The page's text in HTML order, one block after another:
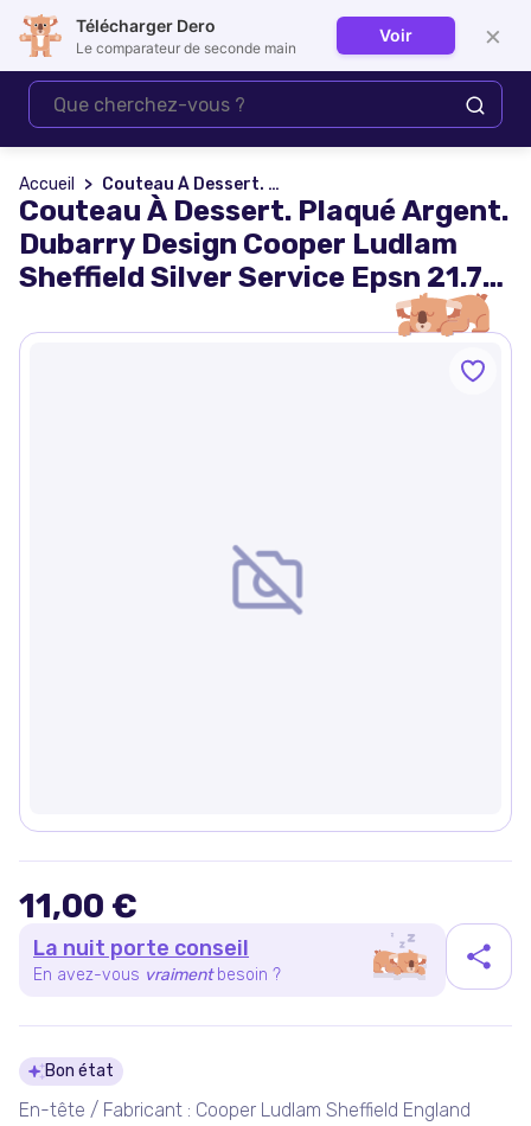
Se connecter
Accueil Couteau À Dessert. Plaqué Argent. Dubarry Design Cooper Ludlam Sheffield Silver Service Epsn 21.7 Cm. Couteau Fabriqué À Sheffield En Angleterre.
Couteau À Dessert. Plaqué Argent.
Dubarry Design Cooper Ludlam
Sheffield Silver Service Epsn 21.7
Cm. Couteau Fabriqué À Sheffield
En Angleterre.
11,00 €
La nuit porte conseil
En avez-vous vraiment besoin ?
Détails du produit
Bon état
En-tête / Fabricant : Cooper Ludlam Sheffield England
Télécharger Dero
Le comparateur de seconde main
Voir ×